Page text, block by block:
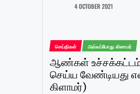
4 OCTOBER 2021
செய்திகள் அவ்வப்போது கிளாமர்
ஆண்கள்
செய்ய வேண்டியது
கிளாமர்)